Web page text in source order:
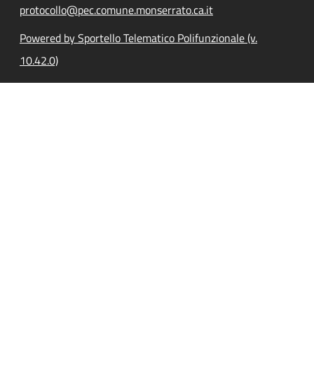
protocollo@pec.comune.monserrato.ca.it
Powered by Sportello Telematico Polifunzionale (v.
10.42.0)